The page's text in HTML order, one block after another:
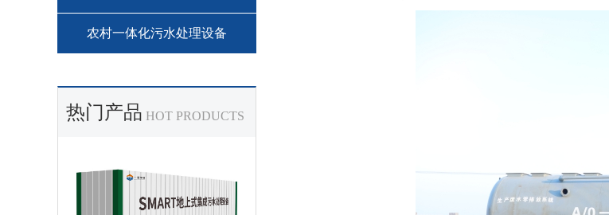
农村一体化污水处理设备
热门产品 HOT PRODUCTS